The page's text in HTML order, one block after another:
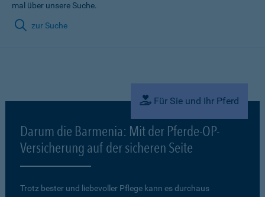
mal über unsere Suche.
zur Suche
Für Sie und Ihr Pferd
Darum die Barmenia: Mit der Pferde-OP-
Versicherung auf der sicheren Seite
Trotz bester und liebevoller Pflege kann es durchaus